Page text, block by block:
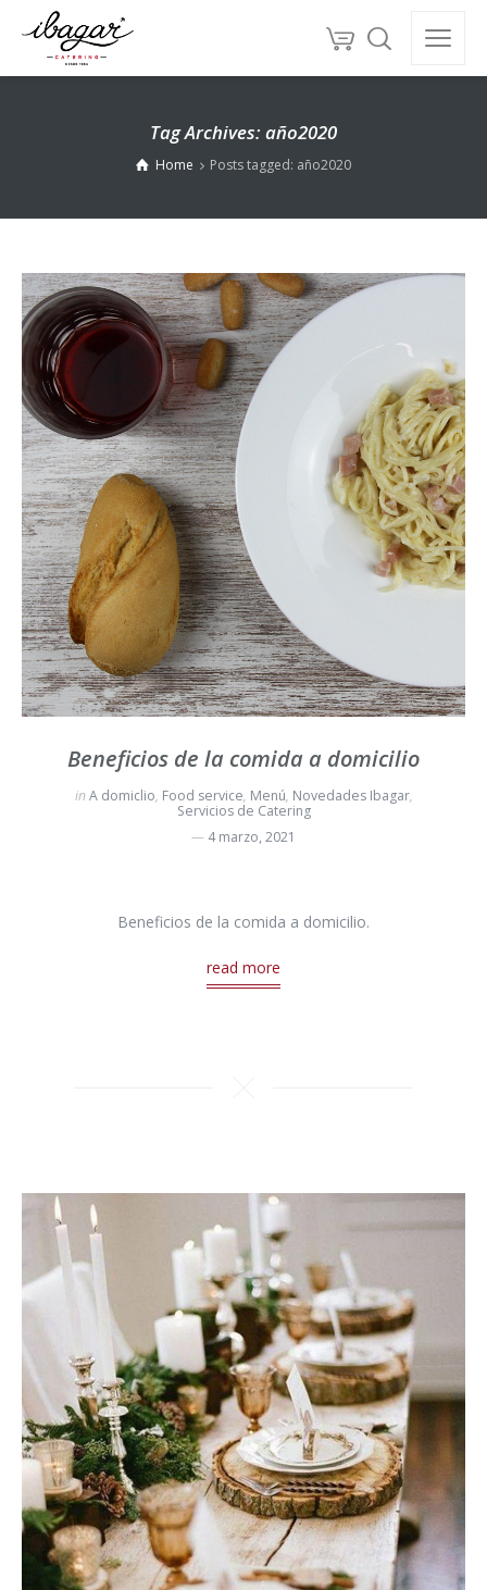
Tag Archives: año2020
Home Posts tagged: año2020
Beneficios de la comida a domicilio
inA domiclio, Food service, Menú, Novedades Ibagar,
Servicios de Catering
4 marzo, 2021
Beneficios de la comida a domicilio.
read more